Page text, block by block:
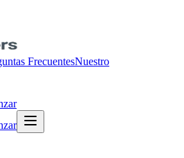
FrecuentesNuestro